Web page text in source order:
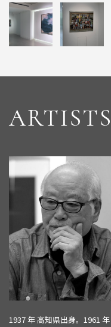
ARTISTS
1937 年 高知県出身。1961